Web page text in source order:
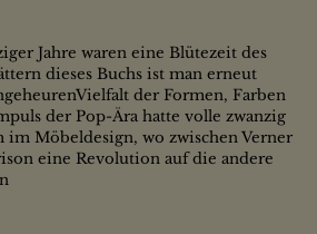
Jahre waren eine Blütezeit des
dieses Buchs ist man erneut
der Formen, Farben
der Pop-Ära hatte volle zwanzig
im Möbeldesign, wo zwischen Verner
eine Revolution auf die andere